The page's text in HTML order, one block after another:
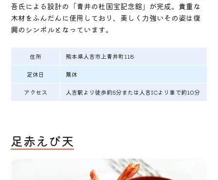
吾氏による設計の「青井の杜国宝記念館」が完成。貴重な
木材をふんだんに使用しており、美しく力強いその姿は復
興のシンボルとなっています。
住所 熊本県人吉市上青井町118
定休日 無休
アクセス 人吉駅より徒歩約5分または人吉ICより車で約10分
足赤えび天